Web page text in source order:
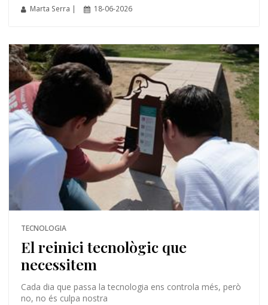
Marta Serra | 18-06-2026
TECNOLOGIA
El reinici tecnològic que
necessitem
Cada dia que passa la tecnologia ens controla més, però
no, no és culpa nostra